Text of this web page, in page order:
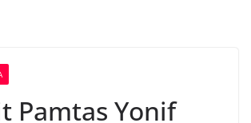
Pamtas Yonif